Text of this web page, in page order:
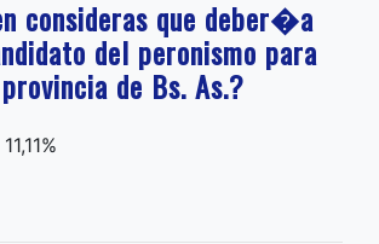
consideras que deber�a
del peronismo para
de Bs. As.?
11,11%